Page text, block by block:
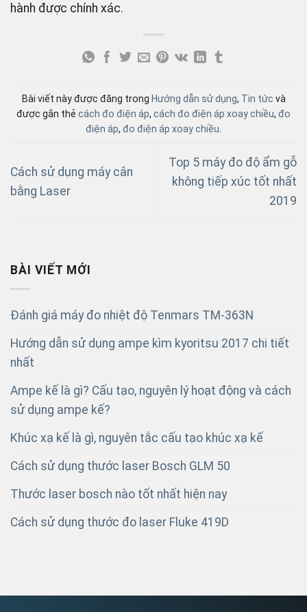
hành được chính xác.
Bài viết này được đăng trong Hướng dẫn sử dụng, Tin tức và
được gắn thẻ cách đo điện áp, cách đo điện áp xoay chiều, đo
điện áp, đo điện áp xoay chiều
Cách sử dụng máy cân
bằng Laser
Top 5 máy đo độ ẩm gỗ
không tiếp xúc tốt nhất
2019
BÀI VIẾT MỚI
Đánh giá máy đo nhiệt độ Tenmars TM-363N
Hướng dẫn sử dụng ampe kìm kyoritsu 2017 chi tiết
nhất
Ampe kế là gì? Cấu tạo, nguyên lý hoạt động và cách
sử dụng ampe kế?
Khúc xạ kế là gì, nguyên tắc cấu tạo khúc xạ kế
Cách sử dụng thước laser Bosch GLM 50
Thước laser bosch nào tốt nhất hiện nay
Cách sử dụng thước đo laser Fluke 419D